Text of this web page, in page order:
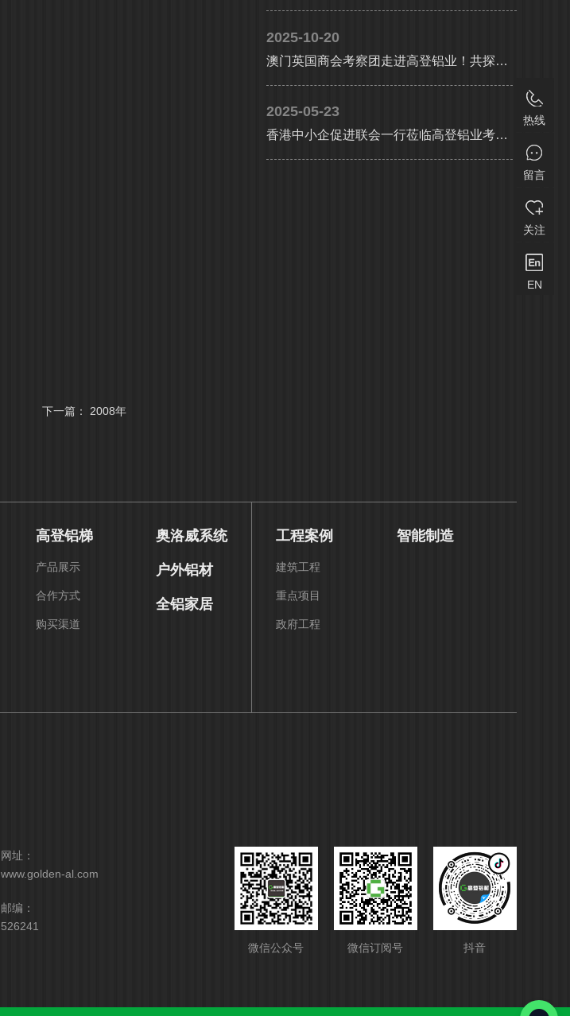
下一篇： 2008年
2025-10-20
澳门英国商会考察团走进高登铝业！共探大湾区产业协同新机遇
2025-05-23
香港中小企促进联会一行莅临高登铝业考察交流，共探合作发展新机遇及产业升级新路径
高登铝梯
产品展示
合作方式
购买渠道
奥洛威系统
户外铝材
全铝家居
工程案例
建筑工程
重点项目
政府工程
智能制造
网址：
www.golden-al.com
邮编：
526241
微信公众号
微信订阅号 抖音
热线
留言
关注
EN